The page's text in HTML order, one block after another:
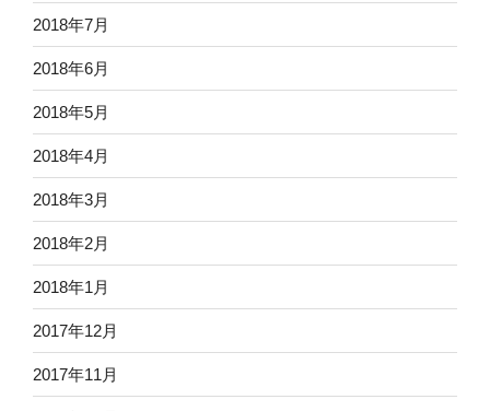
2018年7月
2018年6月
2018年5月
2018年4月
2018年3月
2018年2月
2018年1月
2017年12月
2017年11月